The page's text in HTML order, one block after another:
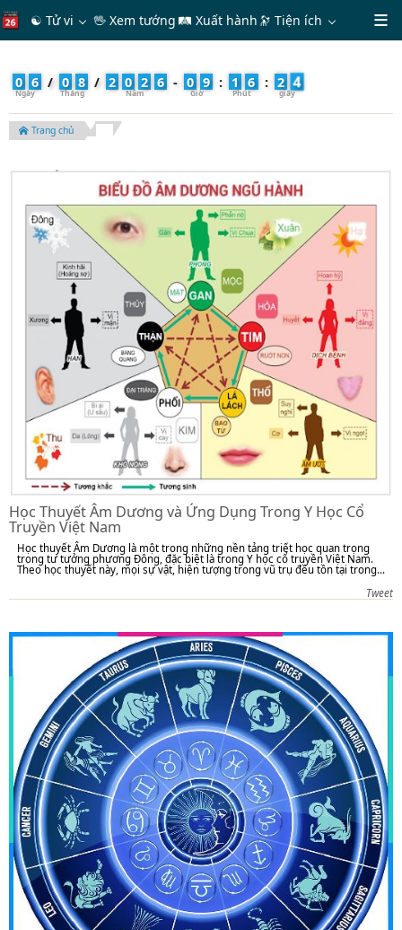
☯ Tử vi 🖖 Xem tướng 🛤 Xuất hành 🔭Tiện ích
0 6 / 0 8 / 2 0 2 6 - 0 9 : 1 6 : 2 6
Trang chủ
Học Thuyết Âm Dương và Ứng Dụng Trong Y Học Cổ
Truyền Việt Nam
Học thuyết Âm Dương là một trong những nền tảng triết học quan trọng
trong tư tưởng phương Đông, đặc biệt là trong Y học cổ truyền Việt Nam.
Theo học thuyết này, mọi sự vật, hiện tượng trong vũ trụ đều tồn tại trong...
Tweet